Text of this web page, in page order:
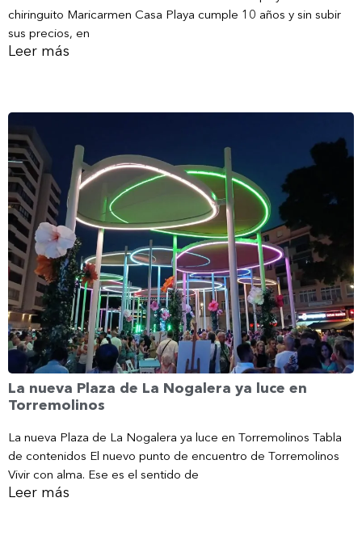
chiringuito Maricarmen Casa Playa cumple 10 años y sin subir
sus precios, en
Leer más
La nueva Plaza de La Nogalera ya luce en
Torremolinos
La nueva Plaza de La Nogalera ya luce en Torremolinos Tabla
de contenidos El nuevo punto de encuentro de Torremolinos
Vivir con alma. Ese es el sentido de
Leer más